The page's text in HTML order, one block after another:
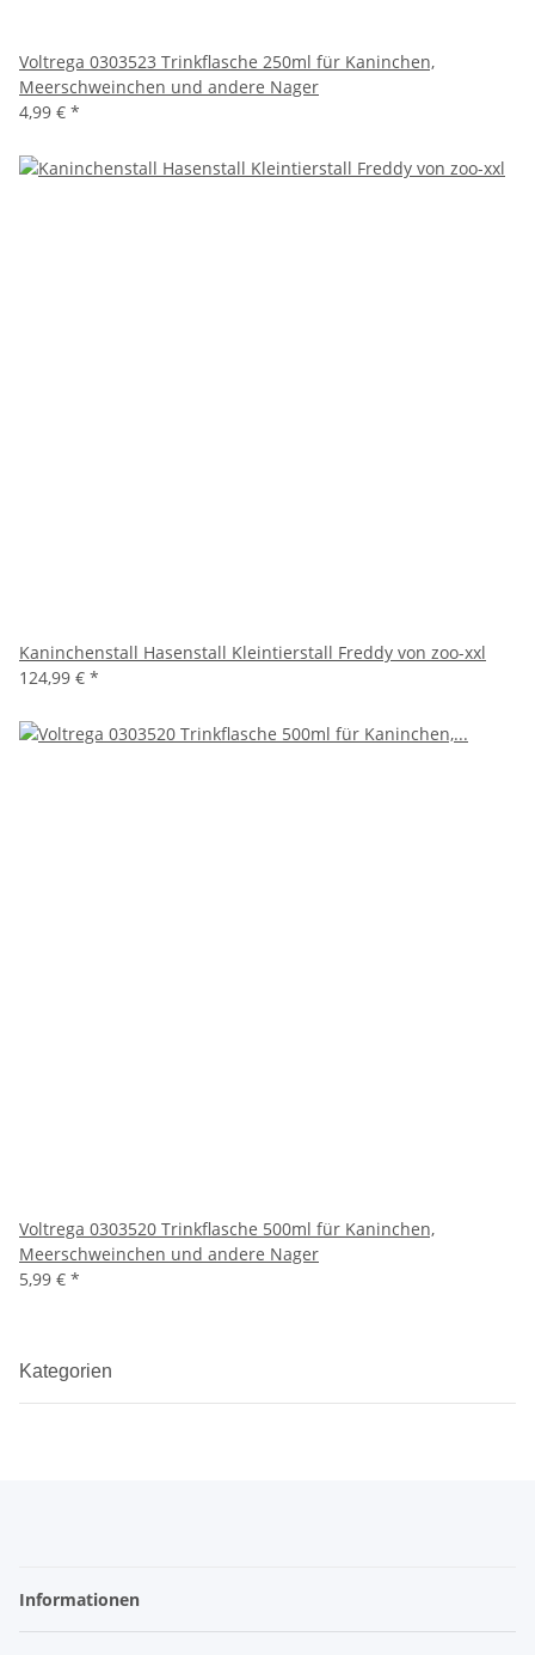
Voltrega 0303523 Trinkflasche 250ml für Kaninchen,
Meerschweinchen und andere Nager
4,99 € *
Kaninchenstall Hasenstall Kleintierstall Freddy von zoo-xxl
124,99 € *
Voltrega 0303520 Trinkflasche 500ml für Kaninchen,
Meerschweinchen und andere Nager
5,99 € *
Kategorien
Informationen